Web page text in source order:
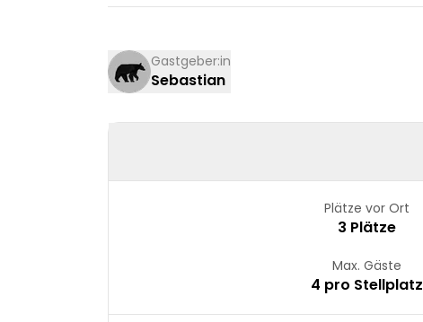
Gastgeber:in
Sebastian
Plätze vor Ort
3 Plätze
Max. Gäste
4 pro Stellplatz